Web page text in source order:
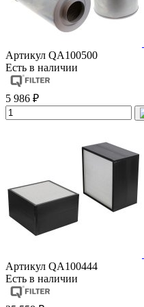
Артикул QA100500
Есть в наличии
5 986 ₽
Артикул QA100444
Есть в наличии